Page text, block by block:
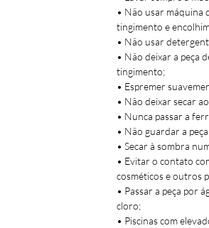
• Alças ajustáveis
• Parte de cima
• Parte de baixo
• Desenhado e
• Não usar máquina
tingimento e
• Não usar
• Não deixar a peça
tingimento;
• Espremer
• Não deixar secar
• Nunca passar a
• Não guardar a
• Secar à sombra
• Evitar o contato
cosméticos e outros
• Passar a peça por
cloro;
• Piscinas com